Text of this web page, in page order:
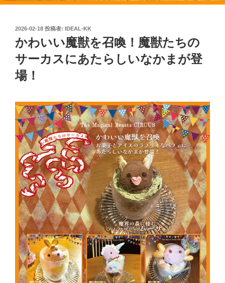
投
稿
日:
2026-02-18 投稿者: IDEAL-KK
かわいい魔獣を召喚！魔獣たちの
サーカスにあたらしいなかまが登
場！